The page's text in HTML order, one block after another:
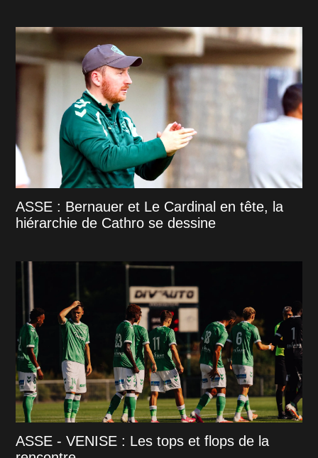
ASSE : Bernauer et Le Cardinal en tête, la
hiérarchie de Cathro se dessine
ASSE - VENISE : Les tops et flops de la